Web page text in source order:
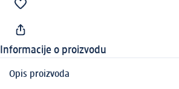
Informacije o proizvodu
Opis proizvoda